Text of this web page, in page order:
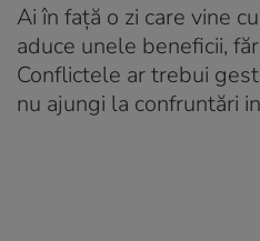
Ai în față o zi care vine
aduce unele beneficii,
Conflictele ar trebui
nu ajungi la confruntări